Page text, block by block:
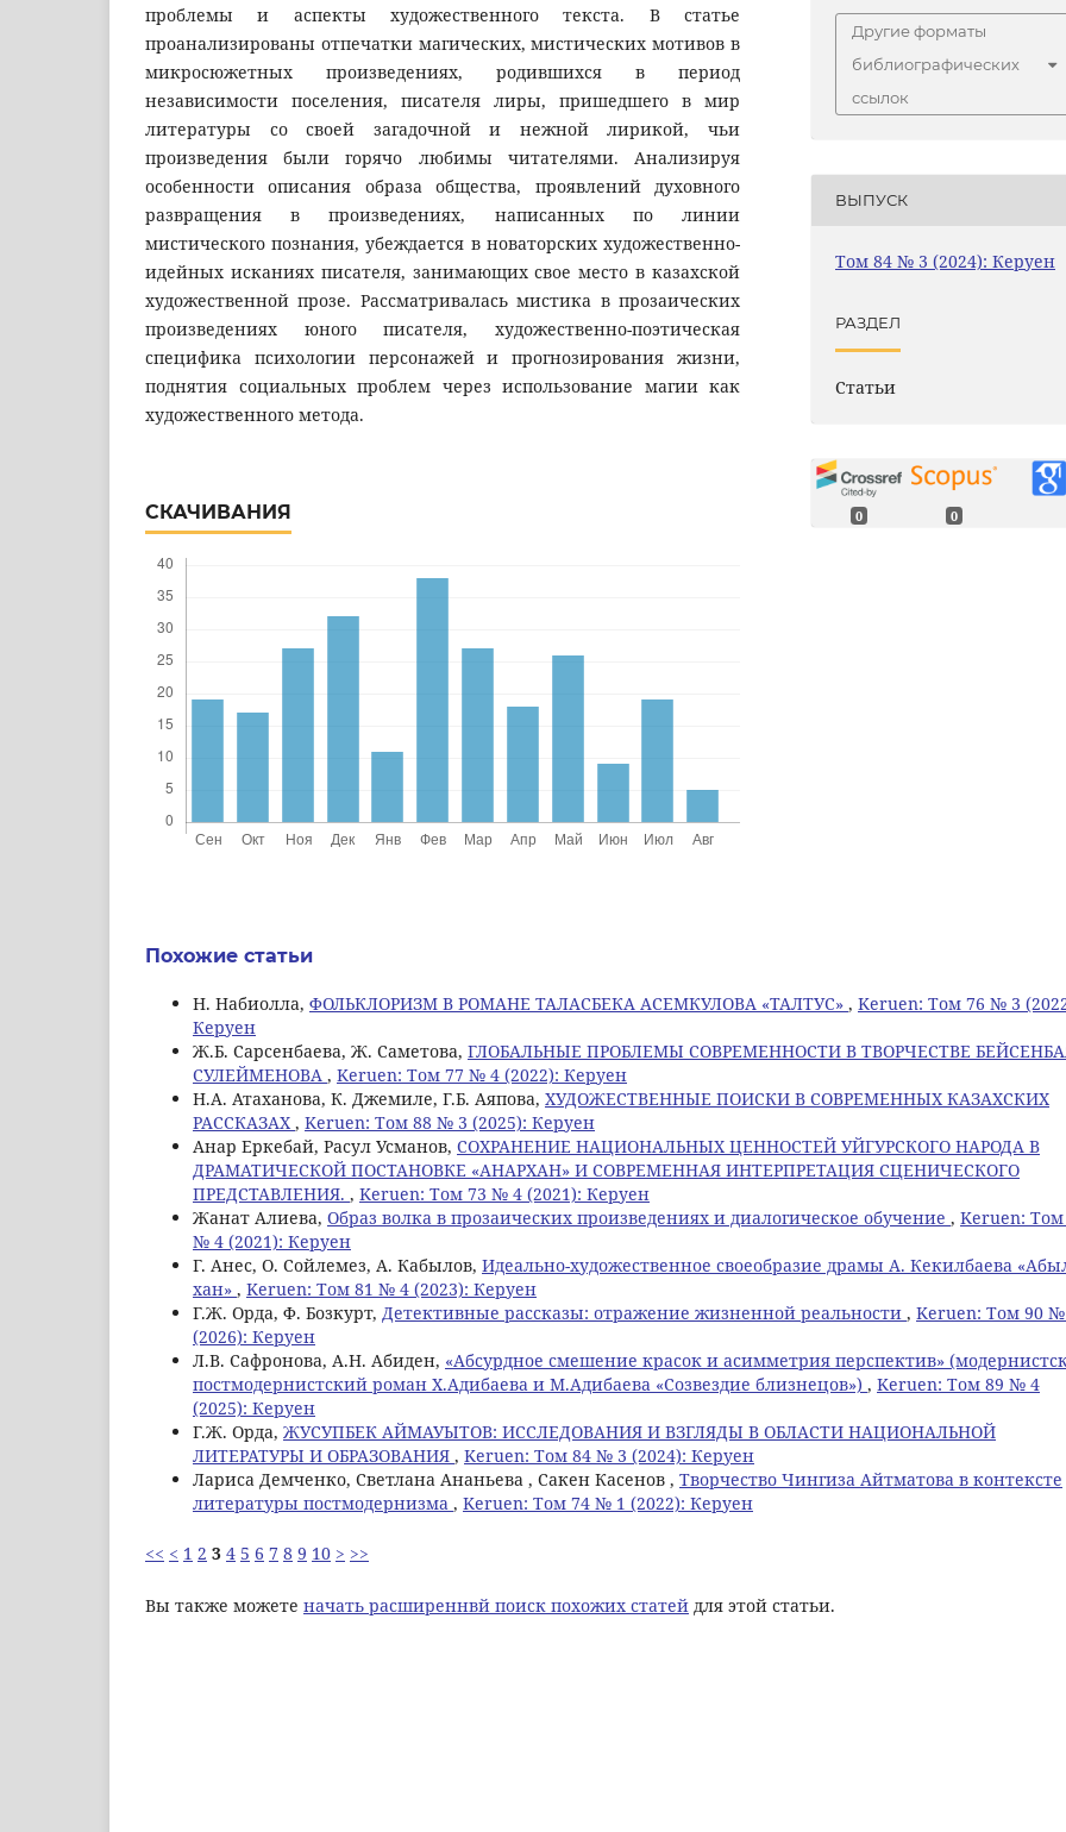
проблемы и аспекты художественного текста. В статье
проанализированы отпечатки магических, мистических мотивов в
микросюжетных произведениях, родившихся в период
независимости поселения, писателя лиры, пришедшего в мир
литературы co своей загадочной и нежной лирикой, чьи
произведения были горячо любимы читателями. Анализируя
особенности описания образа общества, проявлений духовного
развращения в произведениях, написанных по линии
мистического познания, убеждается в новаторских художественно-
идейных исканиях писателя, занимающих свое место в казахской
художественной прозе. Рассматривалась мистика в прозаических
произведениях юного писателя, художественно-поэтическая
специфика психологии персонажей и прогнозирования жизни,
поднятия социальных проблем через использование магии как
художественного метода.
СКАЧИВАНИЯ
Другие форматы
библиографических
ссылок
ВЫПУСК
Том 84 № 3 (2024): Керуен
РАЗДЕЛ
Статьи
0 0
Похожие статьи
Н. Набиолла, ФОЛЬКЛОРИЗМ В РОМАНЕ ТАЛАСБЕКА АСЕМКУЛОВА «ТАЛТУС» , Keruen: Том 76 № 3
Керуен
Ж.Б. Сарсенбаева, Ж. Саметова, ГЛОБАЛЬНЫЕ ПРОБЛЕМЫ СОВРЕМЕННОСТИ В ТВОРЧЕСТВЕ
СУЛЕЙМЕНОВА , Keruen: Том 77 № 4 (2022): Керуен
Н.А. Атаханова, К. Джемиле, Г.Б. Аяпова, ХУДОЖЕСТВЕННЫЕ ПОИСКИ В СОВРЕМЕННЫХ КАЗАХСКИХ
РАССКАЗАХ , Keruen: Том 88 № 3 (2025): Керуен
Анар Еркебай, Расул Усманов, СОХРАНЕНИЕ НАЦИОНАЛЬНЫХ ЦЕННОСТЕЙ УЙГУРСКОГО НАРОДА В
ДРАМАТИЧЕСКОЙ ПОСТАНОВКЕ «АНАРХАН» И СОВРЕМЕННАЯ ИНТЕРПРЕТАЦИЯ СЦЕНИЧЕСКОГО
ПРЕДСТАВЛЕНИЯ. , Keruen: Том 73 № 4 (2021): Керуен
Жанат Алиева, Образ волка в прозаических произведениях и диалогическое обучение , Keruen: Том
№ 4 (2021): Керуен
Г. Анес, О. Сойлемез, А. Кабылов, Идеально-художественное своеобразие драмы А. Кекилбаева
хан» , Keruen: Том 81 № 4 (2023): Керуен
Г.Ж. Орда, Ф. Бозкурт, Детективные рассказы: отражение жизненной реальности , Keruen: Том 90 №
(2026): Керуен
Л.В. Сафронова, А.Н. Абиден, «Абсурдное смешение красок и асимметрия перспектив»
постмодернистский роман Х.Адибаева и М.Адибаева «Созвездие близнецов») , Keruen: Том 89 № 4
(2025): Керуен
Г.Ж. Орда, ЖУСУПБЕК АЙМАУЫТОВ: ИССЛЕДОВАНИЯ И ВЗГЛЯДЫ В ОБЛАСТИ НАЦИОНАЛЬНОЙ
ЛИТЕРАТУРЫ И ОБРАЗОВАНИЯ , Keruen: Том 84 № 3 (2024): Керуен
Лариса Демченко, Светлана Ананьева , Сакен Касенов , Творчество Чингиза Айтматова в контексте
литературы постмодернизма , Keruen: Том 74 № 1 (2022): Керуен
<< < 1 2 3 4 5 6 7 8 9 10 > >>
Вы также можете начать расширеннвй поиск похожих статей для этой статьи.